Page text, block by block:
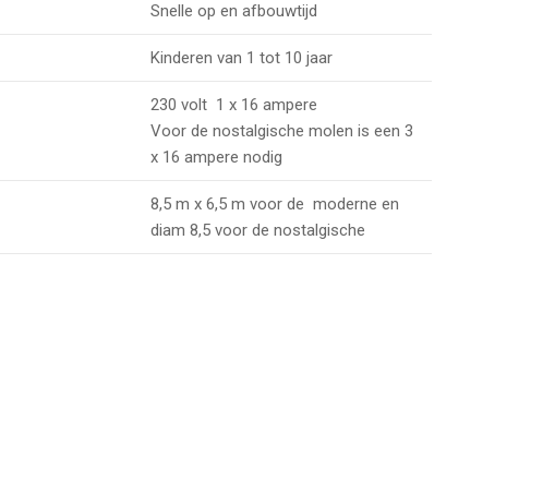
Snelle op en afbouwtijd
Kinderen van 1 tot 10 jaar
230 volt 1 x 16 ampere
Voor de nostalgische molen is een 3
x 16 ampere nodig
8,5 m x 6,5 m voor de moderne en
diam 8,5 voor de nostalgische